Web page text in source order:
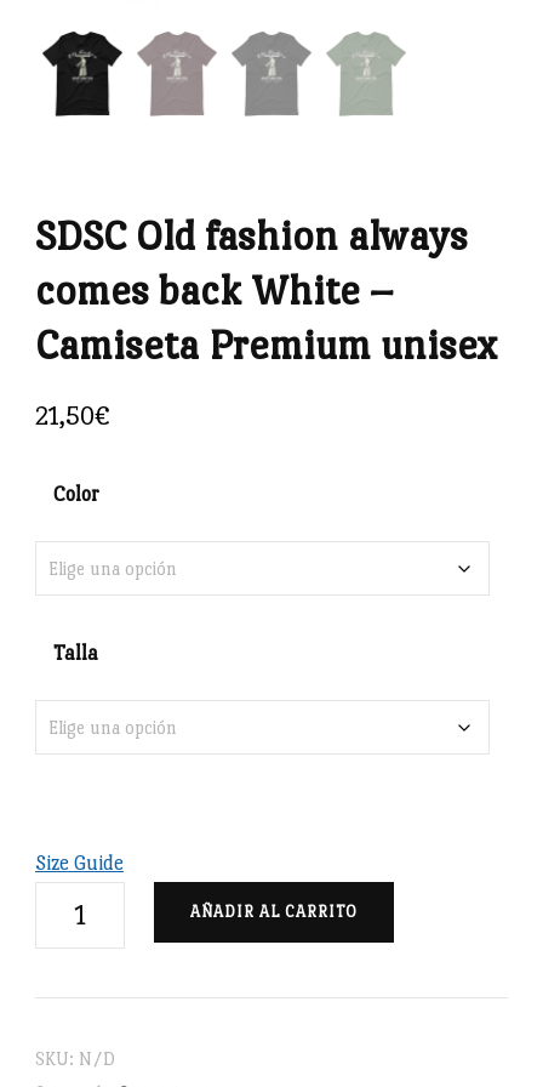
SDSC Old fashion always
comes back White –
Camiseta Premium unisex
21,50€
Color
Talla
Size Guide
SDSC
comes
AÑADIR AL CARRITO
SKU: N/D